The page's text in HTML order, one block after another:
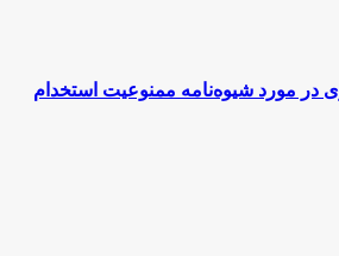
در مورد شیوه‌نامه ممنوعیت استخدام